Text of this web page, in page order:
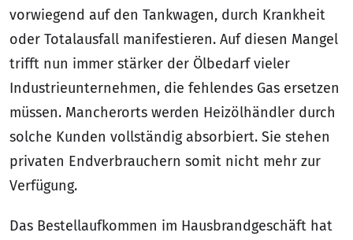
vorwiegend auf den Tankwagen, durch Krankheit
oder Totalausfall manifestieren. Auf diesen Mangel
trifft nun immer stärker der Ölbedarf vieler
Industrieunternehmen, die fehlendes Gas ersetzen
müssen. Mancherorts werden Heizölhändler durch
solche Kunden vollständig absorbiert. Sie stehen
privaten Endverbrauchern somit nicht mehr zur
Verfügung.
Das Bestellaufkommen im Hausbrandgeschäft hat